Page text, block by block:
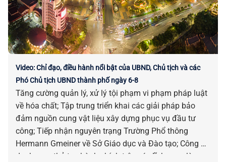
Video: Chỉ đạo, điều hành nổi bật của UBND, Chủ tịch và các
Phó Chủ tịch UBND thành phố ngày 6-8
Tăng cường quản lý, xử lý tội phạm vi phạm pháp luật
về hóa chất; Tập trung triển khai các giải pháp bảo
đảm nguồn cung vật liệu xây dựng phục vụ đầu tư
công; Tiếp nhận nguyên trạng Trường Phổ thông
Hermann Gmeiner về Sở Giáo dục và Đào tạo; Công bố
danh mục thủ tục hành chính trên các lĩnh vực…là